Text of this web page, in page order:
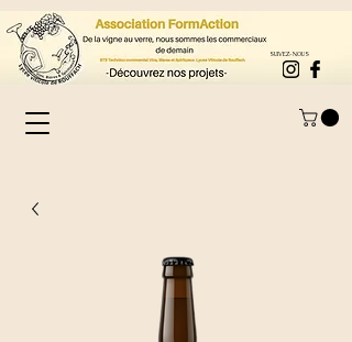
SUIVEZ-NOUS